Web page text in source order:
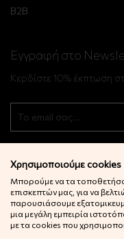
B2B
Εγγραφή στο
Κερδίστε 10% έκπτωση
© 2022 Little
Χρησιμοποιούμε cookies
Μπορούμε να τα
επισκεπτών μας, για να
παρουσιάσουμε
μια μεγάλη εμπειρία
με τα cookies που